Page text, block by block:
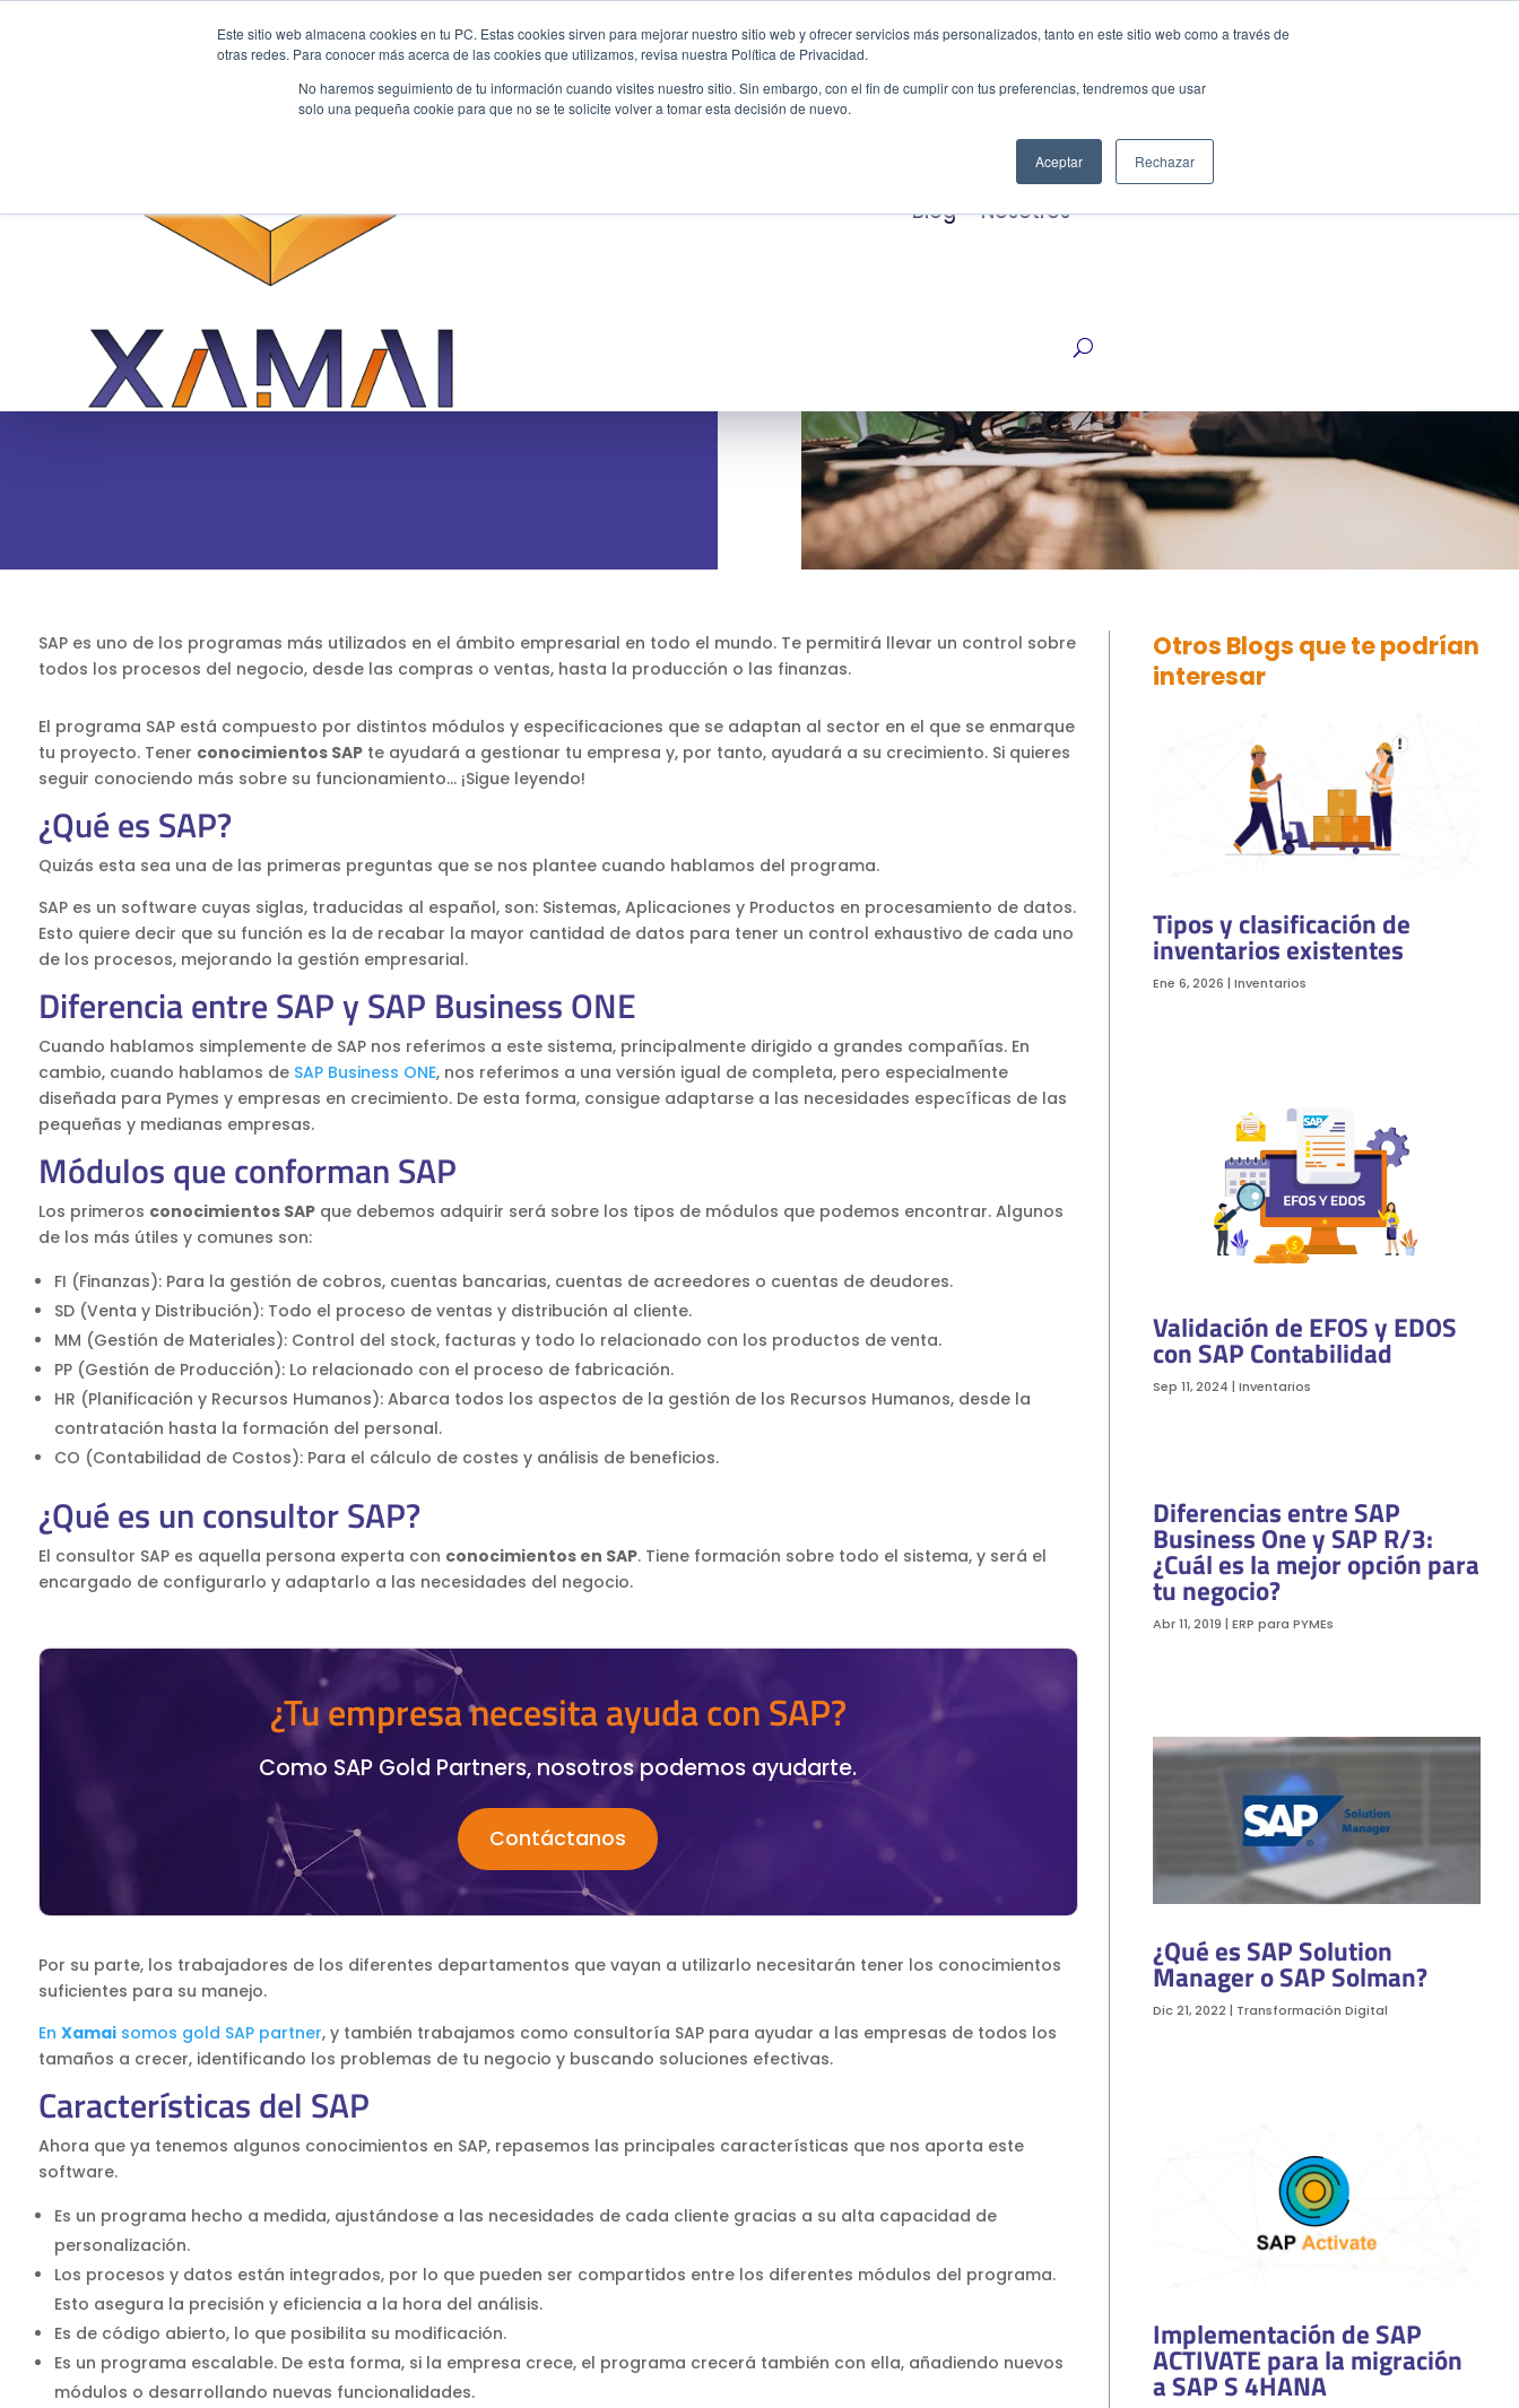
Este sitio web almacena cookies en tu PC. Estas cookies sirven para mejorar nuestro sitio web y ofrecer servicios más personalizados, tanto en este sitio web como a través de
otras redes. Para conocer más acerca de las cookies que utilizamos, revisa nuestra Política de Privacidad.
No haremos seguimiento de tu información cuando visites nuestro sitio. Sin embargo, con el fin de cumplir con tus preferencias, tendremos que usar
solo una pequeña cookie para que no se te solicite volver a tomar esta decisión de nuevo.
Aceptar Rechazar
Productos
Blog Nosotros
Cotiza ahora
Conocimientos básicos de SAP
SAP es uno de los programas más utilizados en el ámbito empresarial en todo el mundo. Te permitirá llevar un control sobre
todos los procesos del negocio, desde las compras o ventas, hasta la producción o las finanzas.
El programa SAP está compuesto por distintos módulos y especificaciones que se adaptan al sector en el que se enmarque
tu proyecto. Tener conocimientos SAPte ayudará a gestionar tu empresa y, por tanto, ayudará a su crecimiento. Si quieres
seguir conociendo más sobre su funcionamiento… ¡Sigue leyendo!
¿Qué es SAP?
Quizás esta sea una de las primeras preguntas que se nos plantee cuando hablamos del programa.
SAP es un software cuyas siglas, traducidas al español, son: Sistemas, Aplicaciones y Productos en procesamiento de datos.
Esto quiere decir que su función es la de recabar la mayor cantidad de datos para tener un control exhaustivo de cada uno
de los procesos, mejorando la gestión empresarial.
Diferencia entre SAP y SAP Business ONE
Cuando hablamos simplemente de SAP nos referimos a este sistema, principalmente dirigido a grandes compañías. En
cambio, cuando hablamos de SAP Business ONE, nos referimos a una versión igual de completa, pero especialmente
diseñada para Pymes y empresas en crecimiento. De esta forma, consigue adaptarse a las necesidades específicas de las
pequeñas y medianas empresas.
Módulos que conforman SAP
Los primeros conocimientos SAPque debemos adquirir será sobre los tipos de módulos que podemos encontrar. Algunos
de los más útiles y comunes son:
FI (Finanzas): Para la gestión de cobros, cuentas bancarias, cuentas de acreedores o cuentas de deudores.
SD (Venta y Distribución): Todo el proceso de ventas y distribución al cliente.
MM (Gestión de Materiales): Control del stock, facturas y todo lo relacionado con los productos de venta.
PP (Gestión de Producción): Lo relacionado con el proceso de fabricación.
HR (Planificación y Recursos Humanos): Abarca todos los aspectos de la gestión de los Recursos Humanos, desde la
contratación hasta la formación del personal.
CO (Contabilidad de Costos): Para el cálculo de costes y análisis de beneficios.
¿Qué es un consultor SAP?
El consultor SAP es aquella persona experta con conocimientos en SAP. Tiene formación sobre todo el sistema, y será el
encargado de configurarlo y adaptarlo a las necesidades del negocio.
¿Tu empresa necesita ayuda con SAP?
Como SAP Gold Partners, nosotros podemos ayudarte.
Contáctanos
Por su parte, los trabajadores de los diferentes departamentos que vayan a utilizarlo necesitarán tener los conocimientos
suficientes para su manejo.
En Xamaisomos gold SAP partner, y también trabajamos como consultoría SAP para ayudar a las empresas de todos los
tamaños a crecer, identificando los problemas de tu negocio y buscando soluciones efectivas.
Características del SAP
Ahora que ya tenemos algunos conocimientos en SAP, repasemos las principales características que nos aporta este
software.
Es un programa hecho a medida, ajustándose a las necesidades de cada cliente gracias a su alta capacidad de
personalización.
Los procesos y datos están integrados, por lo que pueden ser compartidos entre los diferentes módulos del programa.
Esto asegura la precisión y eficiencia a la hora del análisis.
Es de código abierto, lo que posibilita su modificación.
Es un programa escalable. De esta forma, si la empresa crece, el programa crecerá también con ella, añadiendo nuevos
módulos o desarrollando nuevas funcionalidades.
Otros Blogs que te podrían
interesar
Tipos y clasificación de
inventarios existentes
Ene 6, 2026 | Inventarios
Validación de EFOS y EDOS
con SAP Contabilidad
Sep 11, 2024 | Inventarios
Diferencias entre SAP
Business One y SAP R/3:
¿Cuál es la mejor opción para
tu negocio?
Abr 11, 2019 | ERP para PYMEs
¿Qué es SAP Solution
Manager o SAP Solman?
Dic 21, 2022 | Transformación Digital
Implementación de SAP
ACTIVATE para la migración
a SAP S 4HANA